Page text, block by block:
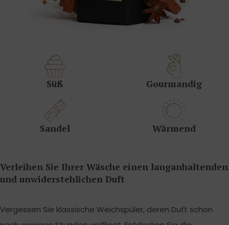
Süß Gourmandig
Sandel Wärmend
Verleihen Sie Ihrer Wäsche einen langanhaltenden
und unwiderstehlichen Duft
Vergessen Sie klassische Weichspüler, deren Duft schon